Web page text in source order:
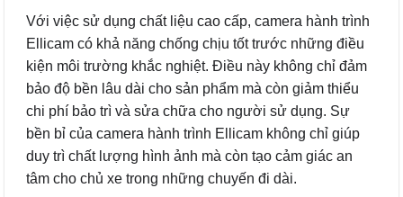
Với việc sử dụng chất liệu cao cấp, camera hành trình
Ellicam có khả năng chống chịu tốt trước những điều
kiện môi trường khắc nghiệt. Điều này không chỉ đảm
bảo độ bền lâu dài cho sản phẩm mà còn giảm thiểu
chi phí bảo trì và sửa chữa cho người sử dụng. Sự
bền bỉ của camera hành trình Ellicam không chỉ giúp
duy trì chất lượng hình ảnh mà còn tạo cảm giác an
tâm cho chủ xe trong những chuyến đi dài.